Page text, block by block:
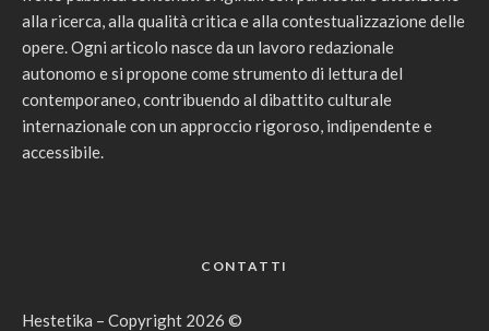
alla ricerca, alla qualità critica e alla contestualizzazione delle
opere. Ogni articolo nasce da un lavoro redazionale
autonomo e si propone come strumento di lettura del
contemporaneo, contribuendo al dibattito culturale
internazionale con un approccio rigoroso, indipendente e
accessibile.
CONTATTI
Hestetika – Copyright 2026 ©